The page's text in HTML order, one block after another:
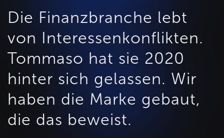
Die Finanzbranche lebt
von Interessenkonflikten.
Tommaso hat sie 2020
hinter sich gelassen. Wir
haben die Marke gebaut,
die das beweist.